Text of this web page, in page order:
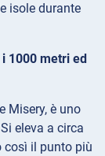
isole durante
1000 metri ed
Misery, è uno
eleva a circa
così il punto più